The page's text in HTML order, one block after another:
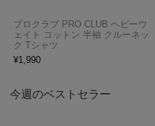
プロクラブ PRO CLUB ヘビーウ
ェイト コットン 半袖 クルーネッ
ク Tシャツ
¥1,990
今週のベストセラー